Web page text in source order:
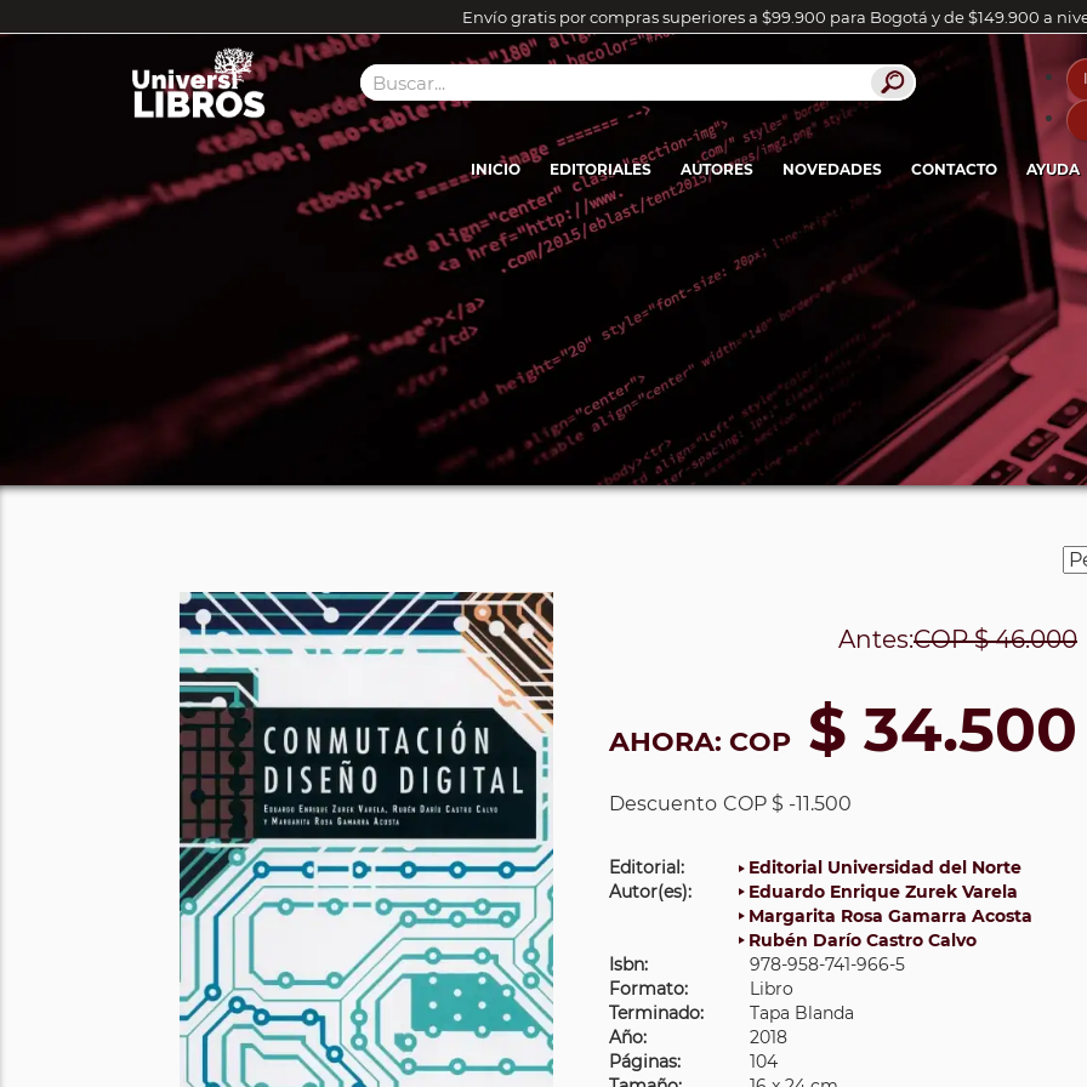
Envío gratis por compras superiores a $99.900 para Bogotá y de $149.900 a
INICIO EDITORIALES AUTORES NOVEDADES CONTACTO AYUDA
Antes:COP$ 46.000
AHORA: COP $ 34.500
Descuento COP $ -11.500
Editorial:
Editorial Universidad del Norte
Autor(es):
Eduardo Enrique Zurek Varela
Margarita Rosa Gamarra Acosta
Rubén Darío Castro Calvo
Isbn:
978-958-741-966-5
Formato:
Libro
Terminado:
Tapa Blanda
Año:
2018
Páginas:
104